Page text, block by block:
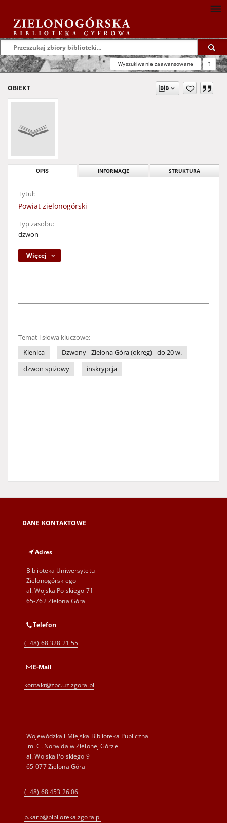
Wyszukiwanie zaawansowane ?
OBIEKT
OPIS INFORMACJE STRUKTURA
Tytuł:
Powiat zielonogórski
Typ zasobu:
dzwon
Więcej
Temat i słowa kluczowe:
Klenica
Dzwony - Zielona Góra (okręg) - do 20 w.
dzwon spiżowy
inskrypcja
DANE KONTAKTOWE
Adres
Biblioteka Uniwersytetu
Zielonogórskiego
al. Wojska Polskiego 71
65-762 Zielona Góra
Telefon
(+48) 68 328 21 55
E-Mail
kontakt@zbc.uz.zgora.pl
Wojewódzka i Miejska Biblioteka Publiczna
im. C. Norwida w Zielonej Górze
al. Wojska Polskiego 9
65-077 Zielona Góra
(+48) 68 453 26 06
p.karp@biblioteka.zgora.pl